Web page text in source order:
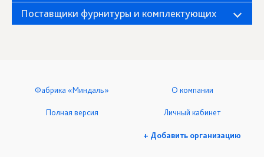
Поставщики фурнитуры и комплектующих
Фабрика «Миндаль» О компании
Полная версия Личный кабинет
+ Добавить организацию